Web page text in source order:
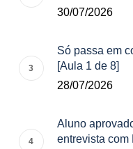
30/07/2026
Só passa em
[Aula 1 de 8]
28/07/2026
Aluno
entrevista com